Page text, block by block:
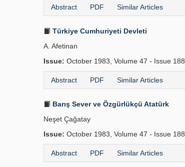
Abstract PDF Similar Articles
Türkiye Cumhuriyeti Devleti
A. Afetinan
Issue: October 1983, Volume 47 - Issue 188
Abstract PDF Similar Articles
Barış Sever ve Özgürlükçü Atatürk
Neşet Çağatay
Issue: October 1983, Volume 47 - Issue 188
Abstract PDF Similar Articles